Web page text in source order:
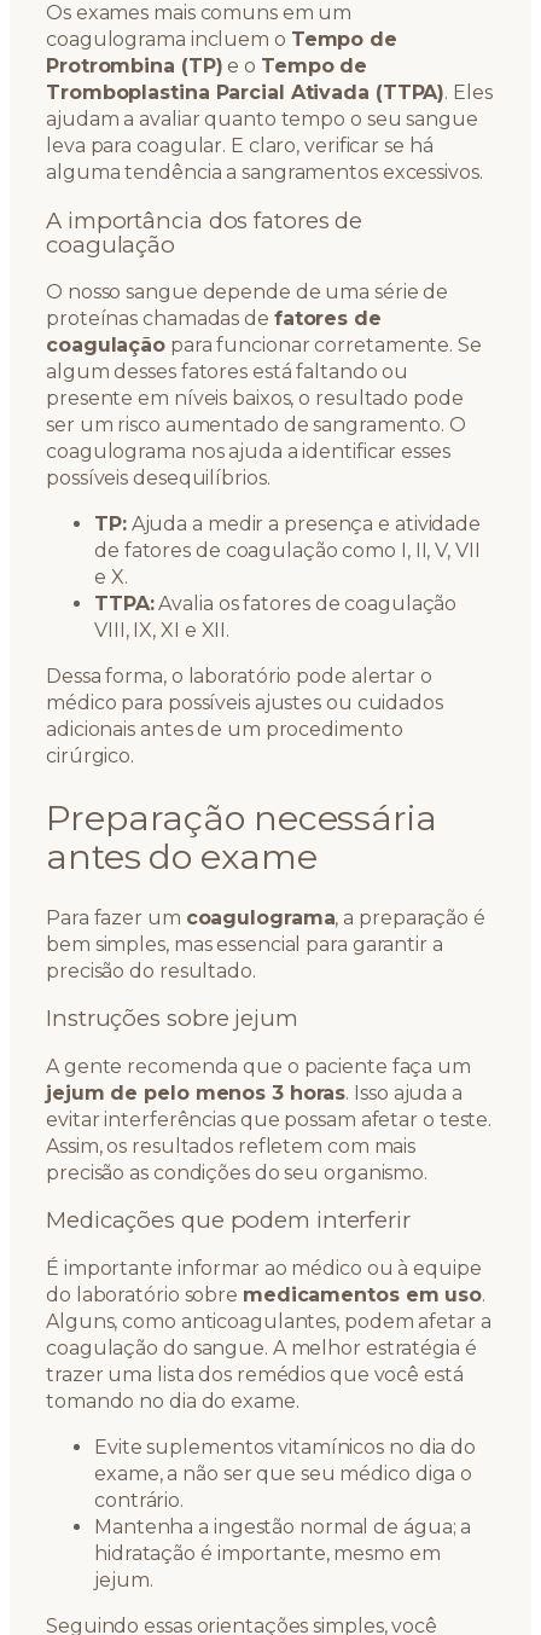
Os exames mais comuns em um
coagulograma incluem o Tempo de
Protrombina (TP) e o Tempo de
Tromboplastina Parcial Ativada (TTPA). Eles
ajudam a avaliar quanto tempo o seu sangue
leva para coagular. E claro, verificar se há
alguma tendência a sangramentos excessivos.
A importância dos fatores de
coagulação
O nosso sangue depende de uma série de
proteínas chamadas de fatores de
coagulação para funcionar corretamente. Se
algum desses fatores está faltando ou
presente em níveis baixos, o resultado pode
ser um risco aumentado de sangramento. O
coagulograma nos ajuda a identificar esses
possíveis desequilíbrios.
TP:Ajuda a medir a presença e atividade
de fatores de coagulação como I, II, V, VII
e X.
TTPA:Avalia os fatores de coagulação
VIII, IX, XI e XII.
Dessa forma, o laboratório pode alertar o
médico para possíveis ajustes ou cuidados
adicionais antes de um procedimento
cirúrgico.
Preparação necessária
antes do exame
Para fazer um coagulograma, a preparação é
bem simples, mas essencial para garantir a
precisão do resultado.
Instruções sobre jejum
A gente recomenda que o paciente faça um
jejum de pelo menos 3 horas. Isso ajuda a
evitar interferências que possam afetar o teste.
Assim, os resultados refletem com mais
precisão as condições do seu organismo.
Medicações que podem interferir
É importante informar ao médico ou à equipe
do laboratório sobre medicamentos em uso.
Alguns, como anticoagulantes, podem afetar a
coagulação do sangue. A melhor estratégia é
trazer uma lista dos remédios que você está
tomando no dia do exame.
Evite suplementos vitamínicos no dia do
exame, a não ser que seu médico diga o
contrário.
Mantenha a ingestão normal de água; a
hidratação é importante, mesmo em
jejum.
Seguindo essas orientações simples, você